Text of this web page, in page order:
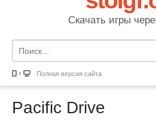
Скачать игры
Полная версия сайта
Pacific Drive